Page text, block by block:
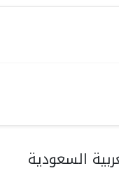
السعودية